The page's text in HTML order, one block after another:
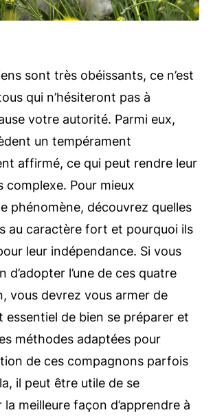
sont très obéissants, ce n’est
qui n’hésiteront pas à
votre autorité. Parmi eux,
un tempérament
affirmé, ce qui peut rendre leur
complexe. Pour mieux
phénomène, découvrez quelles
au caractère fort et pourquoi ils
leur indépendance. Si vous
d’adopter l’une de ces quatre
vous devrez vous armer de
essentiel de bien se préparer et
méthodes adaptées pour
de ces compagnons parfois
il peut être utile de se
meilleure façon d’apprendre à